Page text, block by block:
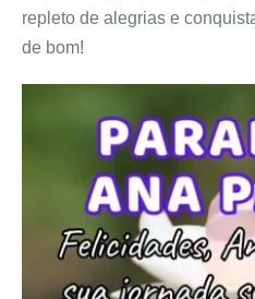
repleto de alegrias e
de bom!